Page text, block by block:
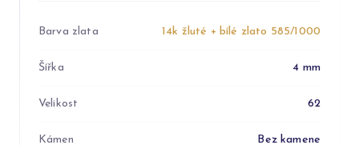
Barva zlata 14k žluté + bílé zlato 585/1000
Šířka 4 mm
Velikost 62
Kámen Bez kamene